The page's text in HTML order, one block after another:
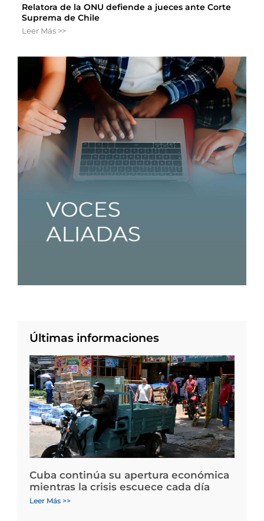
Relatora de la ONU defiende a jueces ante Corte
Suprema de Chile
Leer Más >>
Últimas informaciones
Cuba continúa su apertura económica
mientras la crisis escuece cada día
Leer Más >>